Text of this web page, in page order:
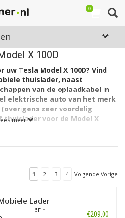
0
X 100D
uw Tesla Model X 100D? Vind
thuislader, naast
van de oplaadkabel in
elektrische auto van het merk
zeer voordelig
voor de Model X
de Tesla Model X 100D?
met 32 ampère. Hiervoor is een
32A geschikt.
meer
1 2 3 4 Volgende Vorige
Lader
- 10 meter -
€209,00